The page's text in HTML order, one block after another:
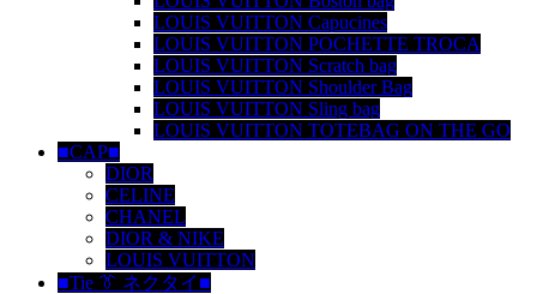
LOUIS VUITTON Capucines
LOUIS VUITTON POCHETTE TROCA
LOUIS VUITTON Scratch bag
LOUIS VUITTON Shoulder Bag
LOUIS VUITTON Sling bag
LOUIS VUITTON TOTEBAG ON THE GO
■CAP■
DIOR
CELINE
CHANEL
DIOR & NIKE
LOUIS VUITTON
■Tie 👔 ネクタイ■